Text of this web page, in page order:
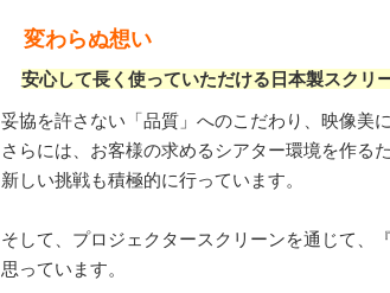
変わらぬ想い
安心して長く使っていただける日本製スクリ
妥協を許さない「品質」へのこだわり、映像美
さらには、お客様の求めるシアター環境を作る
新しい挑戦も積極的に行っています。
そして、プロジェクタースクリーンを通じて、
思っています。